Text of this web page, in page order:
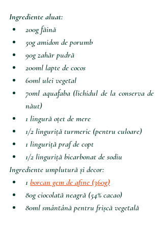
Ingrediente aluat:
200g făină
50g amidon de porumb
90g zahăr pudră
200ml lapte de cocos
60ml ulei vegetal
70ml aquafaba (lichidul de la conserva de
năut)
1 lingură oțet de mere
1/2 linguriță turmeric (pentru culoare)
1 linguriță praf de copt
1/2 linguriță bicarbonat de sodiu
Ingrediente umplutură și decor:
1 borcan gem de afine (360g)
80g ciocolată neagră (54% cacao)
80ml smântână pentru frișcă vegetală